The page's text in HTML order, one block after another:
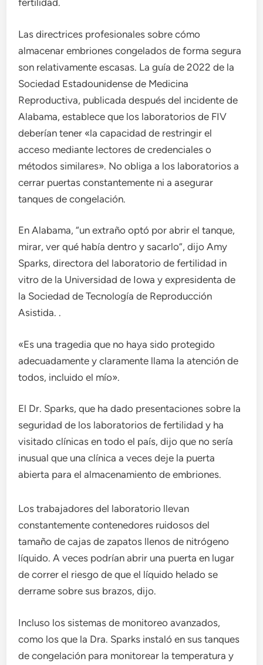
fertilidad.
Las directrices profesionales sobre cómo
almacenar embriones congelados de forma segura
son relativamente escasas. La guía de 2022 de la
Sociedad Estadounidense de Medicina
Reproductiva, publicada después del incidente de
Alabama, establece que los laboratorios de FIV
deberían tener «la capacidad de restringir el
acceso mediante lectores de credenciales o
métodos similares». No obliga a los laboratorios a
cerrar puertas constantemente ni a asegurar
tanques de congelación.
En Alabama, “un extraño optó por abrir el tanque,
mirar, ver qué había dentro y sacarlo”, dijo Amy
Sparks, directora del laboratorio de fertilidad in
vitro de la Universidad de Iowa y expresidenta de
la Sociedad de Tecnología de Reproducción
Asistida. .
«Es una tragedia que no haya sido protegido
adecuadamente y claramente llama la atención de
todos, incluido el mío».
El Dr. Sparks, que ha dado presentaciones sobre la
seguridad de los laboratorios de fertilidad y ha
visitado clínicas en todo el país, dijo que no sería
inusual que una clínica a veces deje la puerta
abierta para el almacenamiento de embriones.
Los trabajadores del laboratorio llevan
constantemente contenedores ruidosos del
tamaño de cajas de zapatos llenos de nitrógeno
líquido. A veces podrían abrir una puerta en lugar
de correr el riesgo de que el líquido helado se
derrame sobre sus brazos, dijo.
Incluso los sistemas de monitoreo avanzados,
como los que la Dra. Sparks instaló en sus tanques
de congelación para monitorear la temperatura y